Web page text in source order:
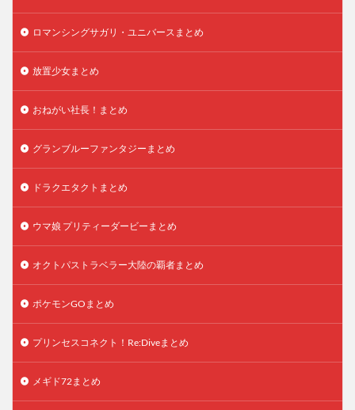
ロマンシングサガリ・ユニバースまとめ
放置少女まとめ
おねがい社長！まとめ
グランブルーファンタジーまとめ
ドラクエタクトまとめ
ウマ娘 プリティーダービーまとめ
オクトパストラベラー大陸の覇者まとめ
ポケモンGOまとめ
プリンセスコネクト！Re:Diveまとめ
メギド72まとめ